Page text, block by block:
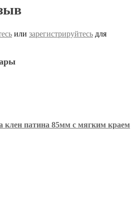
или зарегистрируйтесь для
клен патина 85мм с мягким краем